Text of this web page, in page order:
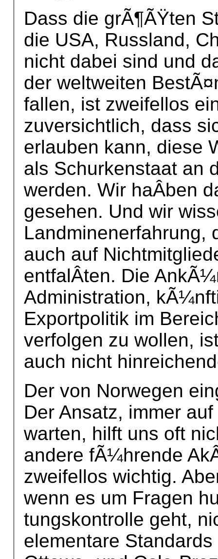
Dass die grÃ¶ÃŸten
die USA, Russland,
nicht dabei sind und
der weltweiten
fallen, ist zweifellos
zuversichtlich, dass
erlauben kann, diese
als Schurkenstaat an
werden. Wir haÂ­ben
gesehen. Und wir
Landminenerfahrung,
auch auf
entfalÂ­ten. Die
Administration,
Exportpolitik im
verfolgen zu wollen,
auch nicht
Der von Norwegen
Der Ansatz, immer
warten, hilft uns oft
andere fÃ¼hrende
zweifellos wichtig.
wenn es um Fragen
tungskontrolle geht,
elementare